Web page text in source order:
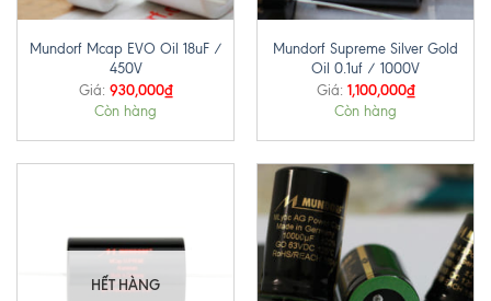
Mundorf Mcap EVO Oil 18uF /
450V
Giá: 930,000₫
Còn hàng
Mundorf Supreme Silver Gold
Oil 0.1uf / 1000V
Giá: 1,100,000₫
Còn hàng
HẾT HÀNG